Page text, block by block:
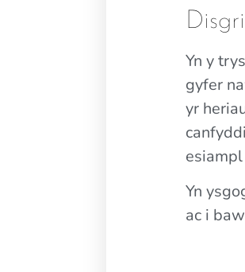
Yn y
gyfer
yr
Yn
ac i